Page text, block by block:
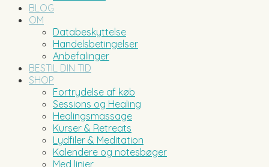
BLOG
OM
Databeskyttelse
Handelsbetingelser
Anbefalinger
BESTIL DIN TID
SHOP
Fortrydelse af køb
Sessions og Healing
Healingsmassage
Kurser & Retreats
Lydfiler & Meditation
Kalendere og notesbøger
Med linier